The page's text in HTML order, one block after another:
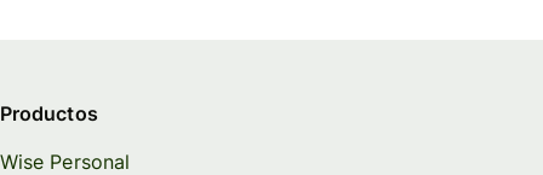
Productos
Wise Personal